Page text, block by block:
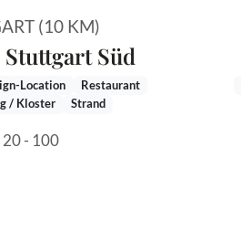
(10 KM)
Süd
Location
Restaurant
/ Kloster
Strand
20 - 100